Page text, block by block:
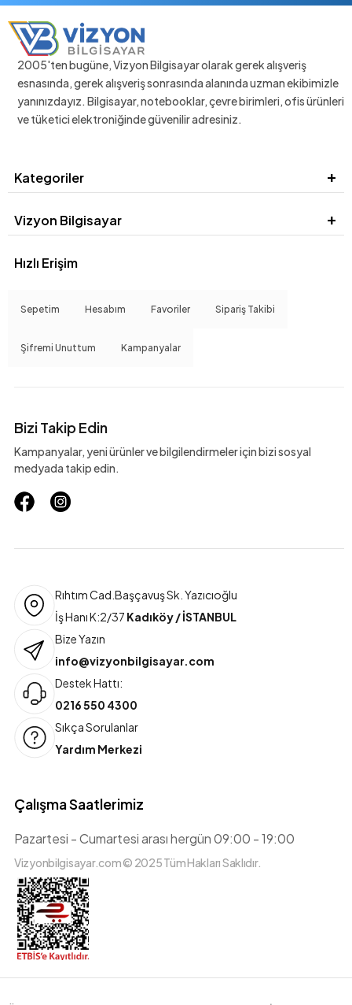
2005'ten bugüne, Vizyon Bilgisayar olarak gerek alışveriş
esnasında, gerek alışveriş sonrasında alanında uzman ekibimizle
yanınızdayız. Bilgisayar, notebooklar, çevre birimleri, ofis ürünleri
ve tüketici elektroniğinde güvenilir adresiniz.
Kategoriler
Vizyon Bilgisayar
Hızlı Erişim
Sepetim Hesabım Favoriler Sipariş Takibi
Şifremi Unuttum Kampanyalar
Bizi Takip Edin
Kampanyalar, yeni ürünler ve bilgilendirmeler için bizi sosyal
medyada takip edin.
Rıhtım Cad.Başçavuş Sk. Yazıcıoğlu
İş Hanı K:2/37 Kadıköy / İSTANBUL
Bize Yazın
info@vizyonbilgisayar.com
Destek Hattı:
0216 550 4300
Sıkça Sorulanlar
Yardım Merkezi
Çalışma Saatlerimiz
Pazartesi - Cumartesi arası hergün 09:00 - 19:00
Vizyonbilgisayar.com © 2025 Tüm Hakları Saklıdır.